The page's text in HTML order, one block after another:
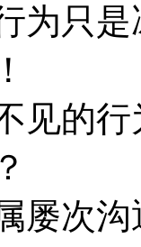
为只
见的
次沟